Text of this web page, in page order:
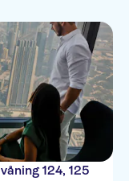
124, 125